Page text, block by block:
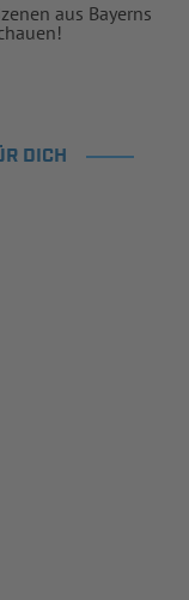
aus Bayerns
DICH